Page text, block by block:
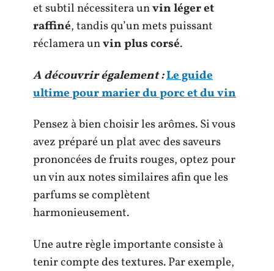
et subtil nécessitera unvin léger et
raffiné, tandis qu’un mets puissant
réclamera unvin plus corsé.
A découvrir également :Le guide
ultime pour marier du porc et du vin
Pensez à bien choisir les arômes. Si vous
avez préparé un plat avec des saveurs
prononcées de fruits rouges, optez pour
un vin aux notes similaires afin que les
parfums se complètent
harmonieusement.
Une autre règle importante consiste à
tenir compte des textures. Par exemple,